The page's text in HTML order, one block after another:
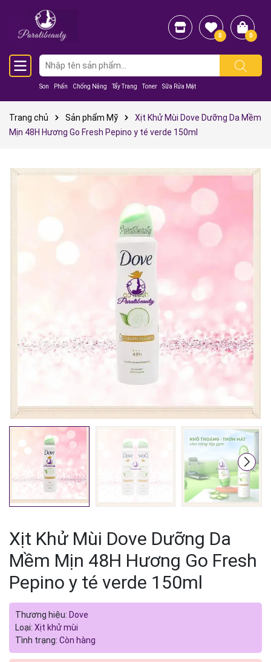
Son Phấn Chống Nắng Tẩy Trang Toner Sữa Rửa Mặt
0 0
Trang chủ Sản phẩm Mỹ
Xịt Khử Mùi Dove Dưỡng Da Mềm
Mịn 48H Hương Go Fresh Pepino y té verde 150ml
Xịt Khử Mùi Dove Dưỡng Da
Mềm Mịn 48H Hương Go Fresh
Pepino y té verde 150ml
Thương hiệu: Dove
Loại: Xịt khử mùi
Tình trạng: Còn hàng
Ngày hết hạn:
Điều kiện: